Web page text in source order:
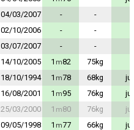
04/03/2007 - -
02/10/2006 - -
03/07/2007 - -
14/10/2005 1 m82 75kg
18/10/1994 1 m78 68kg
16/08/2001 1 m95 76kg
25/03/2000 1 m80 76kg
09/05/1998 1 m77 66kg